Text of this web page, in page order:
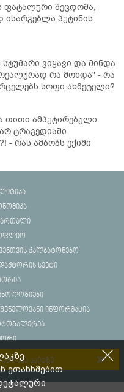
ფატალური შეცდომა,
ისარგებლა პუტინის
ვიყავი და მინდა
რა მოხდა" - რა
სოფი ახმეტელი?
თითი ამპუტირებული
ტრაგედიაში
რას ამბობს ექიმი
ქალბატონებო
სვეტი
ინფორმაცია
საიტზე
ეთანხმებით